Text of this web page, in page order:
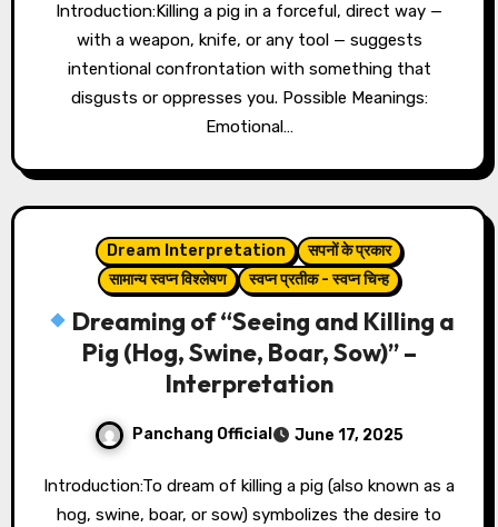
Introduction:Killing a pig in a forceful, direct way —
with a weapon, knife, or any tool — suggests
intentional confrontation with something that
disgusts or oppresses you. Possible Meanings:
Emotional…
Dream Interpretation
सपनों के प्रकार
सामान्य स्वप्न विश्लेषण
स्वप्न प्रतीक - स्वप्न चिन्ह
Dreaming of “Seeing and Killing a
Pig (Hog, Swine, Boar, Sow)” –
Interpretation
Panchang Official June 17, 2025
Introduction:To dream of killing a pig (also known as a
hog, swine, boar, or sow) symbolizes the desire to